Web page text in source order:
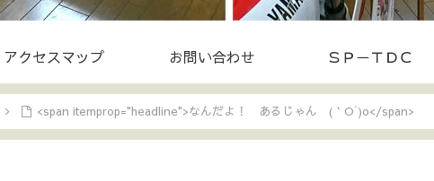
アクセスマップ お問い合わせ ＳＰ－ＴＤＣ
<span itemprop="headline">なんだよ！ あるじゃん (｀O´)o</span>